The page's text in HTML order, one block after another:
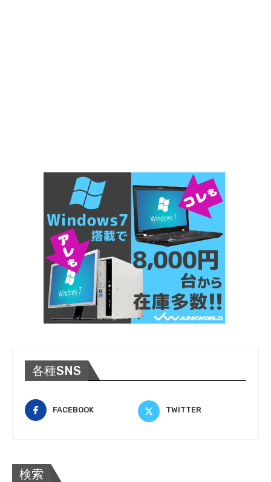
各種SNS
FACEBOOK TWITTER
検索